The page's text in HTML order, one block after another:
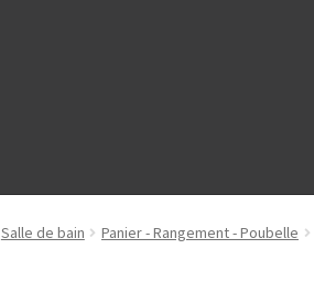
Salle de bain Panier - Rangement - Poubelle